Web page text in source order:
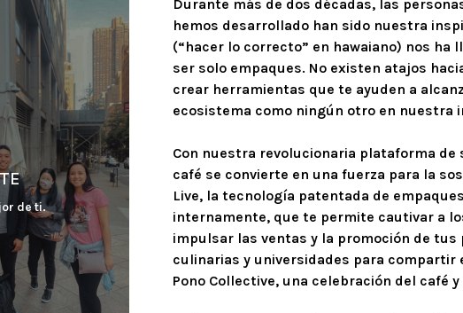
de ti.
Durante más de dos décadas, las
hemos desarrollado han sido nuestra
(“hacer lo correcto” en hawaiano) nos ha
ser solo empaques. No existen atajos
crear herramientas que te ayuden a
ecosistema como ningún otro en nuestra
Con nuestra revolucionaria plataforma de
café se convierte en una fuerza para la
Live, la tecnología patentada de
internamente, que te permite cautivar a
impulsar las ventas y la promoción de tus
culinarias y universidades para compartir
Pono Collective, una celebración del café